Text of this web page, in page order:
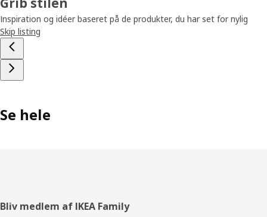
Inspiration og idéer baseret på de produkter, du har set for nylig
Skip listing
Se hele
Footer
Bliv medlem af IKEA Family